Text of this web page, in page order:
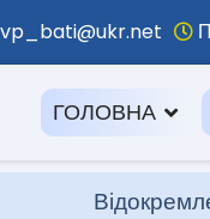
vp_bati@ukr.net
ГОЛОВНА